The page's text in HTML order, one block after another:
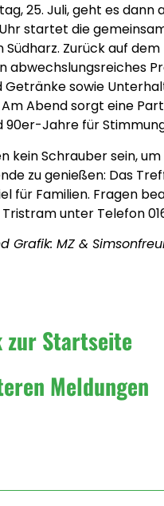
25. Juli, geht es dann
Uhr startet die
Südharz. Zurück auf
abwechslungsreiches
Getränke sowie
Am Abend sorgt eine
90er-Jahre für
kein Schrauber sein,
zu genießen: Das
für Familien. Fragen
Tristram unter Telefon
Grafik: MZ &
zur Startseite
Meldungen